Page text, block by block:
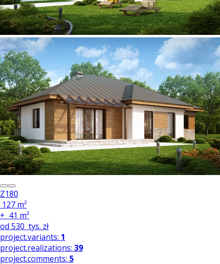
Z180
127 m²
+ 41 m²
od 530 tys. zł
project.variants: 1
project.realizations: 39
project.comments: 5